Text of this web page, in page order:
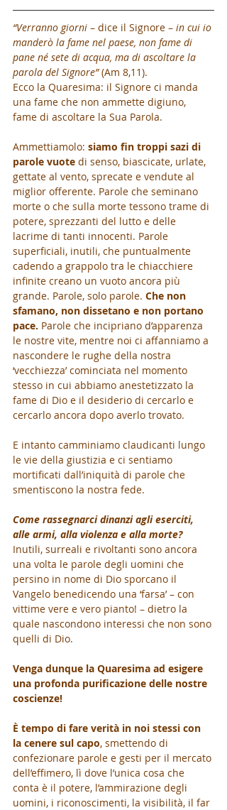
“Verranno giorni – dice il Signore – in cui io
manderò la fame nel paese, non fame di
pane né sete di acqua, ma di ascoltare la
parola del Signore” (Am 8,11).
Ecco la Quaresima: il Signore ci manda
una fame che non ammette digiuno,
fame di ascoltare la Sua Parola.
Ammettiamolo: siamo fin troppi sazi di
parole vuote di senso, biascicate, urlate,
gettate al vento, sprecate e vendute al
miglior offerente. Parole che seminano
morte o che sulla morte tessono trame di
potere, sprezzanti del lutto e delle
lacrime di tanti innocenti. Parole
superficiali, inutili, che puntualmente
cadendo a grappolo tra le chiacchiere
infinite creano un vuoto ancora più
grande. Parole, solo parole. Che non
sfamano, non dissetano e non portano
pace. Parole che incipriano d’apparenza
le nostre vite, mentre noi ci affanniamo a
nascondere le rughe della nostra
‘vecchiezza’ cominciata nel momento
stesso in cui abbiamo anestetizzato la
fame di Dio e il desiderio di cercarlo e
cercarlo ancora dopo averlo trovato.
E intanto camminiamo claudicanti lungo
le vie della giustizia e ci sentiamo
mortificati dall’iniquità di parole che
smentiscono la nostra fede.
Come rassegnarci dinanzi agli eserciti,
alle armi, alla violenza e alla morte?
Inutili, surreali e rivoltanti sono ancora
una volta le parole degli uomini che
persino in nome di Dio sporcano il
Vangelo benedicendo una ‘farsa’ – con
vittime vere e vero pianto! – dietro la
quale nascondono interessi che non sono
quelli di Dio.
Venga dunque la Quaresima ad esigere
una profonda purificazione delle nostre
coscienze!
È tempo di fare verità in noi stessi con
la cenere sul capo, smettendo di
confezionare parole e gesti per il mercato
dell’effimero, lì dove l’unica cosa che
conta è il potere, l’ammirazione degli
uomini, i riconoscimenti, la visibilità, il far